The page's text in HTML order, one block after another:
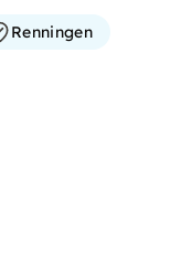
Renningen